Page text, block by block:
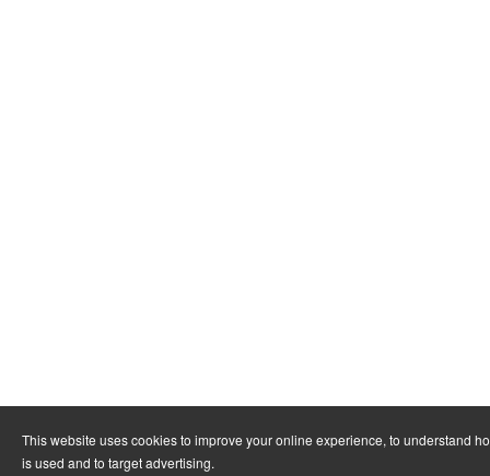
This website uses cookies to improve your online experience, to understand
is used and to target advertising.